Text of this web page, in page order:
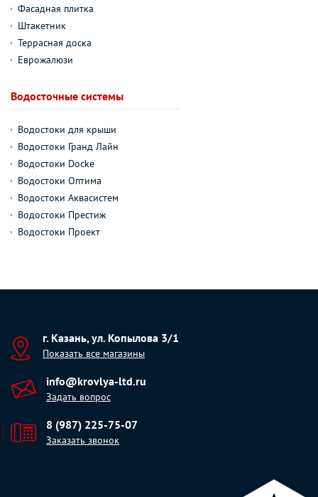
Фасадная плитка
Штакетник
Террасная доска
Еврожалюзи
Водосточные системы
Водостоки для крыши
Водостоки Гранд Лайн
Водостоки Docke
Водостоки Оптима
Водостоки Аквасистем
Водостоки Престиж
Водостоки Проект
г. Казань, ул. Копылова 3/1
Показать все магазины
info@krovlya-ltd.ru
Задать вопрос
8 (987) 225-75-07
Заказать звонок